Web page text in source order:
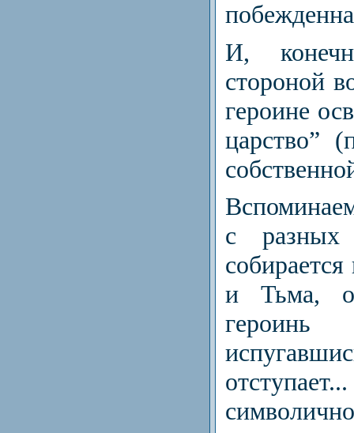
И,
стороной
героине
царство”
с разных
и Тьма,
героинь